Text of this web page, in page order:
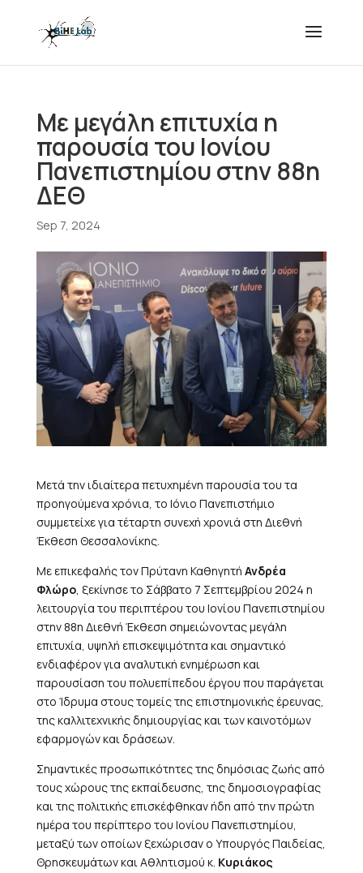
Με μεγάλη επιτυχία η
παρουσία του Ιονίου
Πανεπιστημίου στην 88η
ΔΕΘ
Sep 7, 2024
Μετά την ιδιαίτερα πετυχημένη παρουσία του τα
προηγούμενα χρόνια, το Ιόνιο Πανεπιστήμιο
συμμετείχε για τέταρτη συνεχή χρονιά στη Διεθνή
Έκθεση Θεσσαλονίκης.
Με επικεφαλής τον Πρύτανη Καθηγητή Ανδρέα
Φλώρο, ξεκίνησε το Σάββατο 7 Σεπτεμβρίου 2024 η
λειτουργία του περιπτέρου του Ιονίου Πανεπιστημίου
στην 88η Διεθνή Έκθεση σημειώνοντας μεγάλη
επιτυχία, υψηλή επισκεψιμότητα και σημαντικό
ενδιαφέρον για αναλυτική ενημέρωση και
παρουσίαση του πολυεπίπεδου έργου που παράγεται
στο Ίδρυμα στους τομείς της επιστημονικής έρευνας,
της καλλιτεχνικής δημιουργίας και των καινοτόμων
εφαρμογών και δράσεων.
Σημαντικές προσωπικότητες της δημόσιας ζωής από
τους χώρους της εκπαίδευσης, της δημοσιογραφίας
και της πολιτικής επισκέφθηκαν ήδη από την πρώτη
ημέρα του περίπτερο του Ιονίου Πανεπιστημίου,
μεταξύ των οποίων ξεχώρισαν ο Υπουργός Παιδείας,
Θρησκευμάτων και Αθλητισμού κ. Κυριάκος